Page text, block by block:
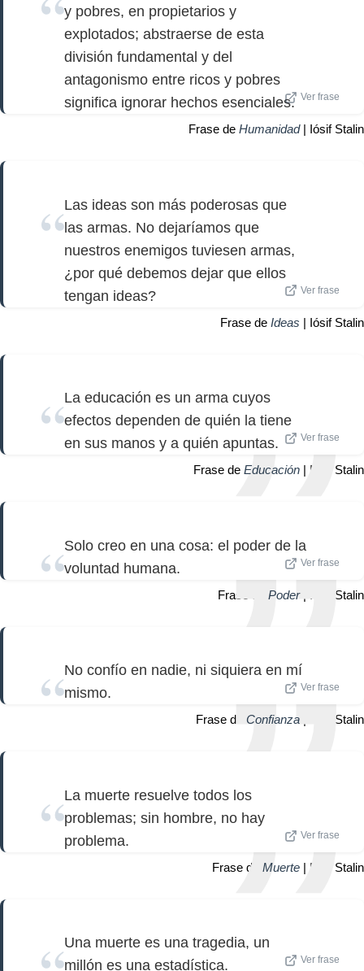
y pobres, en propietarios y
explotados; abstraerse de esta
división fundamental y del
antagonismo entre ricos y pobres
significa ignorar hechos esenciales. Ver frase
Frase de Humanidad| Iósif Stalin
Las ideas son más poderosas que
las armas. No dejaríamos que
nuestros enemigos tuviesen armas,
¿por qué debemos dejar que ellos
tengan ideas?
Ver frase
Frase de Ideas | Iósif Stalin
La educación es un arma cuyos
efectos dependen de quién la tiene
en sus manos y a quién apuntas.
Ver frase
Frase de Educación | Iósif Stalin
Solo creo en una cosa: el poder de la
voluntad humana.
Ver frase
Frase de Poder| Iósif Stalin
No confío en nadie, ni siquiera en mí
mismo.
Ver frase
Frase de Confianza | Iósif Stalin
La muerte resuelve todos los
problemas; sin hombre, no hay
problema.
Ver frase
Frase de Muerte | Iósif Stalin
Una muerte es una tragedia, un
millón es una estadística.
Ver frase